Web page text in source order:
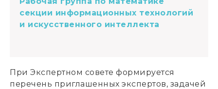
секции информационных технологий
и искусственного интеллекта
При Экспертном совете формируется
перечень приглашенных экспертов, задачей